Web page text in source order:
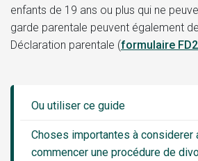
enfants de 19 ans ou plus qui ne
garde parentale peuvent également
Déclaration parentale (formulaire
Guide
Sidebar
Ou utiliser ce guide
Choses importantes à considerer
commencer une procédure de